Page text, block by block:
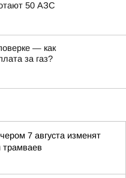
50 АЗС
— как
за газ?
7 августа изменят